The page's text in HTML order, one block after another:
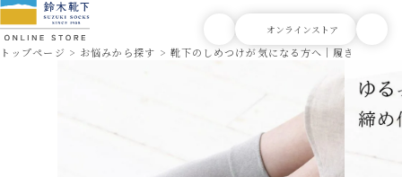
トップページ お悩みから探す 靴下のしめつけが気になる方へ｜履き口ゆった